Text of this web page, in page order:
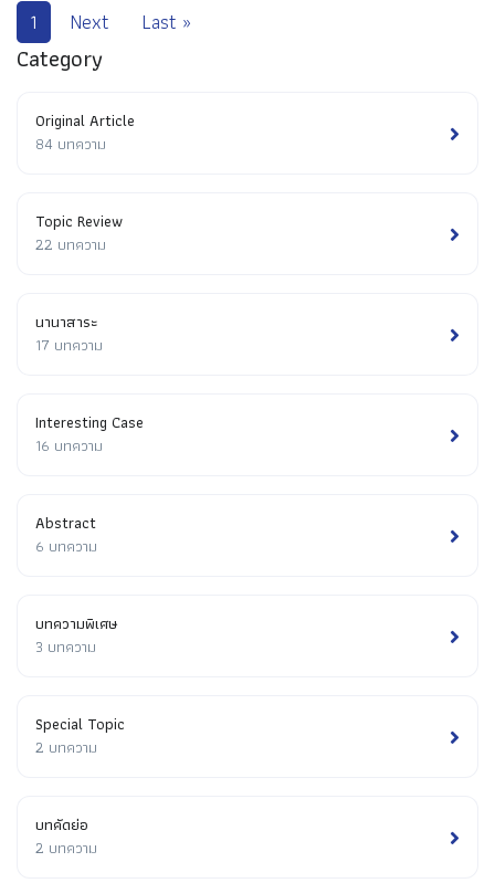
1 Next Last »
Category
Original Article
84 บทความ
Topic Review
22 บทความ
นานาสาระ
17 บทความ
Interesting Case
16 บทความ
Abstract
6 บทความ
บทความพิเศษ
3 บทความ
Special Topic
2 บทความ
บทคัดย่อ
2 บทความ